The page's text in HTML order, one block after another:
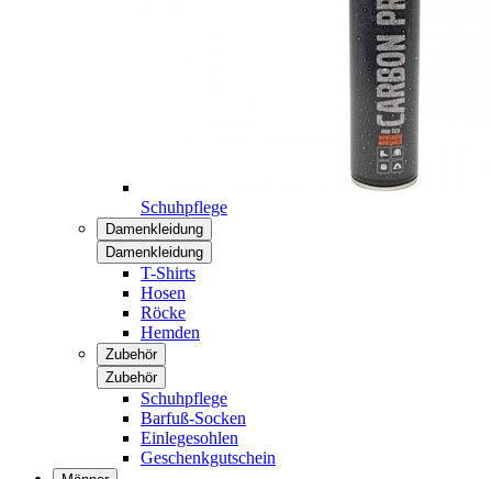
Schuhpflege
Damenkleidung
Damenkleidung
T-Shirts
Hosen
Röcke
Hemden
Zubehör
Zubehör
Schuhpflege
Barfuß-Socken
Einlegesohlen
Geschenkgutschein